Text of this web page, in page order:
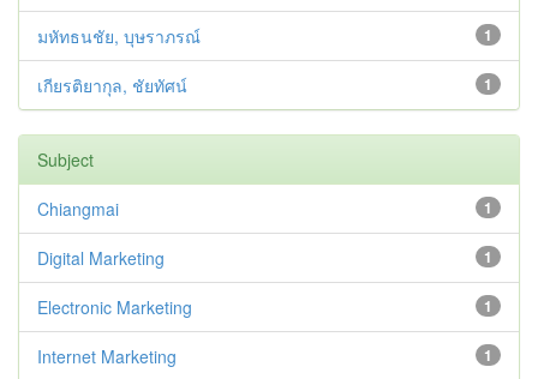
1
มหัทธนชัย, บุษราภรณ์
1
เกียรติยากุล, ชัยทัศน์
Subject
1
Chiangmai
1
Digital Marketing
1
Electronic Marketing
1
Internet Marketing